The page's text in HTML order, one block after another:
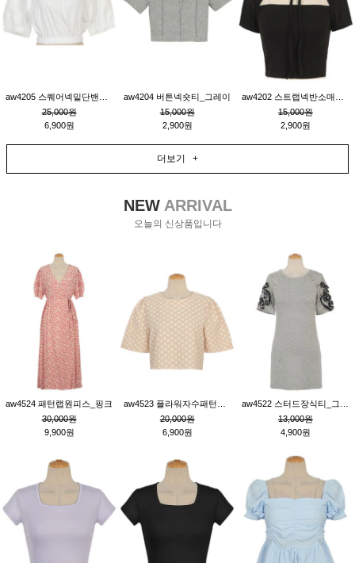
25,000원
6,900원
aw4204 버튼넥숏티_그레이
15,000원
2,900원
15,000원
2,900원
더보기 +
NEWARRIVAL
오늘의 신상품입니다
aw4524 패턴랩원피스_핑크
30,000원
9,900원
20,000원
6,900원
13,000원
4,900원